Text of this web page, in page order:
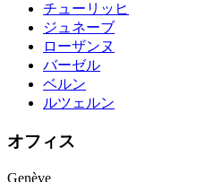
チューリッヒ
ジュネーブ
ローザンヌ
バーゼル
ベルン
ルツェルン
オフィス
Genève